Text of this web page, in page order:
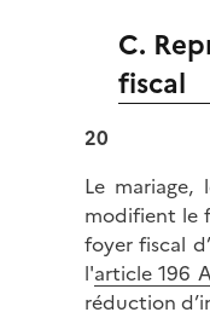
C.
fiscal
20
Le
modifient le
foyer fiscal
l'article 196
réduction